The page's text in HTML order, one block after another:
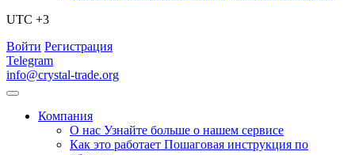
UTC +3
Войти Регистрация
Telegram
info@crystal-trade.org
Компания
О нас Узнайте больше о нашем сервисе
Как это работает Пошаговая инструкция по